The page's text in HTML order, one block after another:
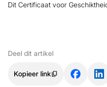
Dit Certificaat voor
Deel dit artikel
Kopieer link